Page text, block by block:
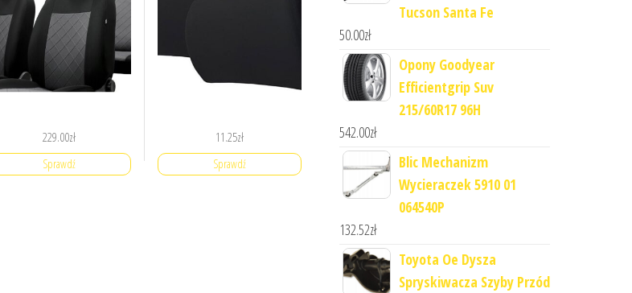
229.00zł
Sprawdź
11.25zł
Sprawdź
Tucson Santa Fe
50.00zł
Opony Goodyear
Efficientgrip Suv
215/60R17 96H
542.00zł
Blic Mechanizm
Wycieraczek 5910 01
064540P
132.52zł
Toyota Oe Dysza
Spryskiwacza Szyby Przód